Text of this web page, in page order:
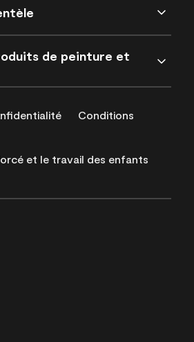
de peinture et
Conditions
et le travail des enfants